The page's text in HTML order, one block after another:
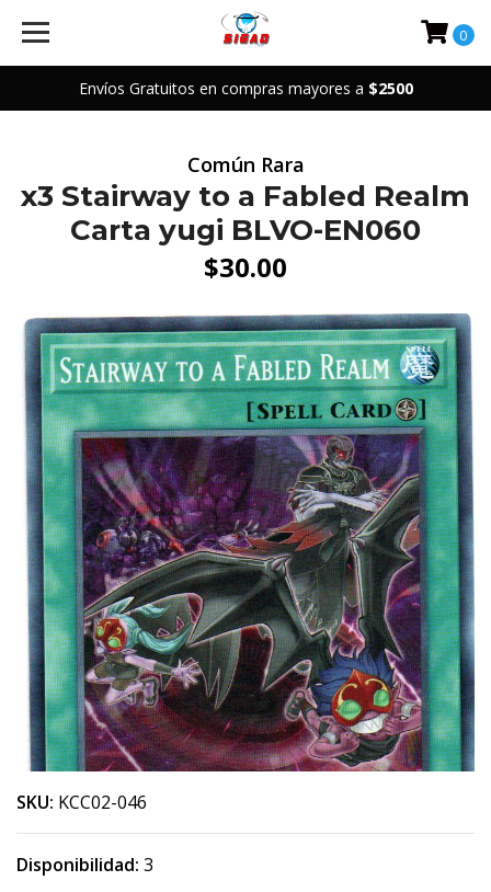
Envíos Gratuitos en compras mayores a $2500
0
Común Rara
x3 Stairway to a Fabled Realm
Carta yugi BLVO-EN060
$30.00
SKU: KCC02-046
Disponibilidad: 3